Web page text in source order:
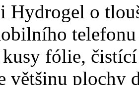
Hydrogel o
fólie,
většinu plochy